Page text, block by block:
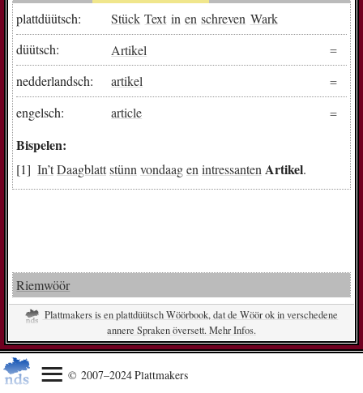
plattdüütsch: Stück Text in en schreven Wark
düütsch:
Artikel
nedderlandsch:
artikel
engelsch:
article
Bispelen:
In’tDaagblattstünn vondaagen intressanten Artikel.
Riemwöör
Plattmakers is en plattdüütsch Wöörbook, dat de Wöör ok in verschedene
annere Spraken översett. Mehr Infos.
© 2007–2024 Plattmakers